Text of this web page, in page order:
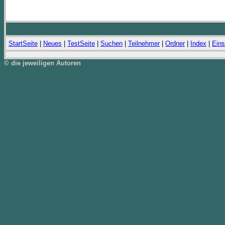
StartSeite Neues TestSeite Suchen Teilnehmer| Ordner| Index
© die jeweiligen Autoren